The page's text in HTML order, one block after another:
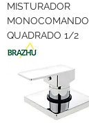
MISTURADOR
MONOCOMANDO
QUADRADO 1/2